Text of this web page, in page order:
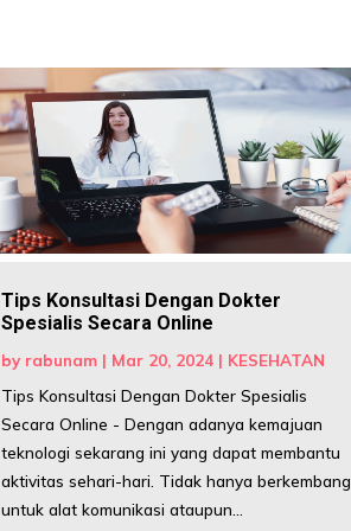
Tips Konsultasi Dengan Dokter
Spesialis Secara Online
by rabunam | Mar 20, 2024 | KESEHATAN
Tips Konsultasi Dengan Dokter Spesialis
Secara Online - Dengan adanya kemajuan
teknologi sekarang ini yang dapat membantu
aktivitas sehari-hari. Tidak hanya berkembang
untuk alat komunikasi ataupun...